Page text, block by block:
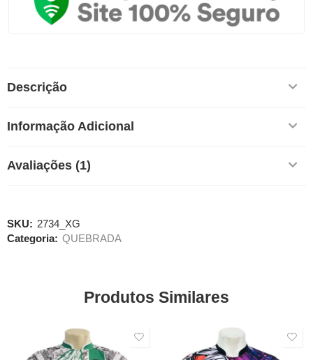
Descrição
Informação Adicional
Avaliações (1)
SKU: 2734_XG
Categoria: QUEBRADA
Produtos Similares